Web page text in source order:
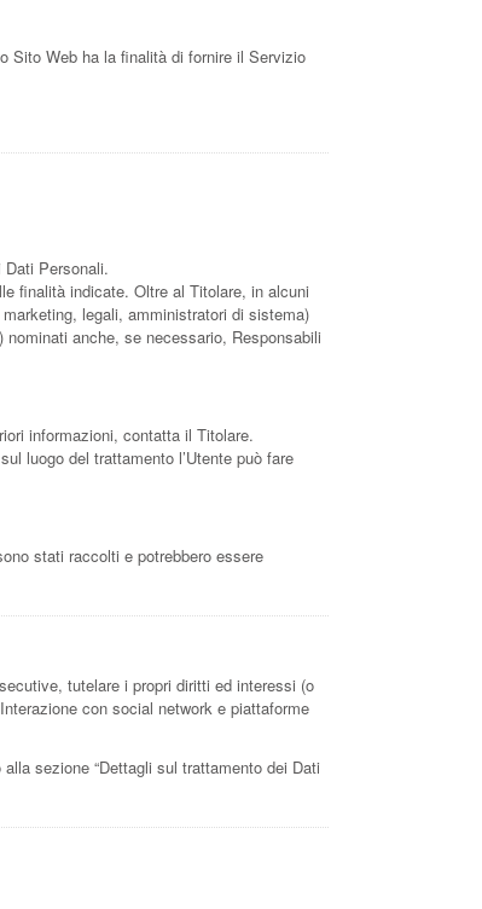
Sito Web ha la finalità di fornire il Servizio
Personali.
finalità indicate. Oltre al Titolare, in alcuni
legali, amministratori di sistema)
anche, se necessario, Responsabili
informazioni, contatta il Titolare.
luogo del trattamento l’Utente può fare
stati raccolti e potrebbero essere
tutelare i propri diritti ed interessi (o
con social network e piattaforme
sezione “Dettagli sul trattamento dei Dati